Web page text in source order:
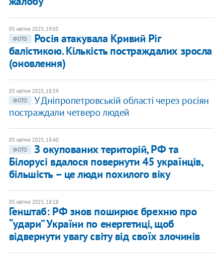
05 квітня 2025, 19:05
ФОТО
Росія атакувала Кривий Ріг
балістикою. Кількість постраждалих зросла
(оновлення)
05 квітня 2025, 18:59
ФОТО
У Дніпропетровській області через росіян
постраждали четверо людей
05 квітня 2025, 18:40
ФОТО
З окупованих територій, РФ та
Білорусі вдалося повернути 45 українців,
більшість – це люди похилого віку
05 квітня 2025, 18:18
Генштаб: РФ знов поширює брехню про
“удари” України по енергетиці, щоб
відвернути увагу світу від своїх злочинів